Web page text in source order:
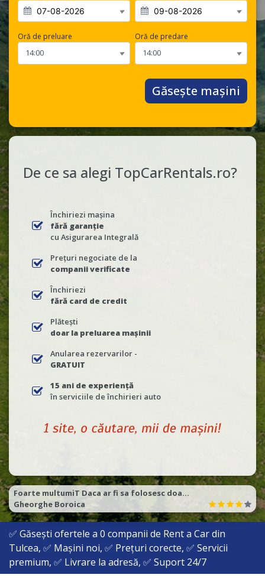
Oră de preluare Oră de predare
Găsește mașini
De ce sa alegi TopCarRentals.ro?
Închiriezi mașina
fără garanție
cu Asigurarea Integrală
Prețuri negociate de la
companii verificate
Închiriezi
fără card de credit
Plătești
doar la preluarea mașinii
Anularea rezervarilor -
GRATUIT
15 ani de experiență
în serviciile de închirieri auto
Foarte multumiT Daca ar fi sa folosesc doat un cuvint acela ar fi EXCELENT. la toate capitolele!
Gheorghe Boroica
✅ Găsești ofertele a 0 companii de Rent a Car din
Tulcea, ✅ Mașini noi, ✅ Prețuri corecte, ✅ Servicii
premium, ✅ Livrare la adresă, ✅ Suport 24/7